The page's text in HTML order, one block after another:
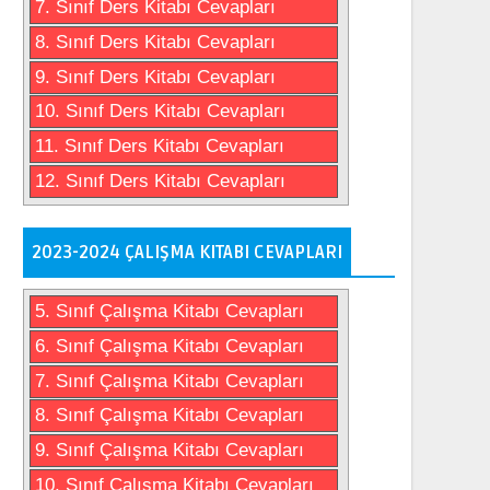
7. Sınıf Ders Kitabı Cevapları
8. Sınıf Ders Kitabı Cevapları
9. Sınıf Ders Kitabı Cevapları
10. Sınıf Ders Kitabı Cevapları
11. Sınıf Ders Kitabı Cevapları
12. Sınıf Ders Kitabı Cevapları
2023-2024 ÇALIŞMA KITABI CEVAPLARI
5. Sınıf Çalışma Kitabı Cevapları
6. Sınıf Çalışma Kitabı Cevapları
7. Sınıf Çalışma Kitabı Cevapları
8. Sınıf Çalışma Kitabı Cevapları
9. Sınıf Çalışma Kitabı Cevapları
10. Sınıf Çalışma Kitabı Cevapları